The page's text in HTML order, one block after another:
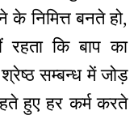
निमित्त बनते हो,
कि बाप का
सम्बन्ध में जोड़
हुए हर कर्म करते